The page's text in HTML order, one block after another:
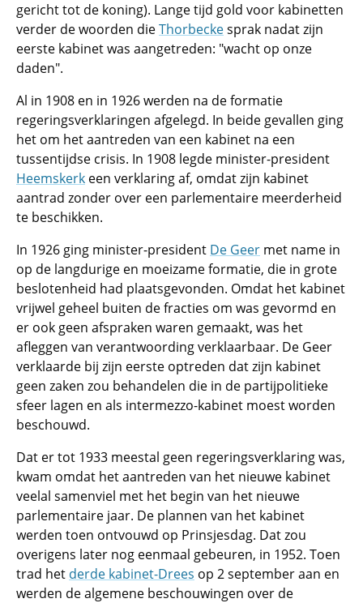
gericht tot de koning). Lange tijd gold voor kabinetten
verder de woorden dieThorbeckesprak nadat zijn
eerste kabinet was aangetreden: "wacht op onze
daden".
Al in 1908 en in 1926 werden na de formatie
regeringsverklaringen afgelegd. In beide gevallen ging
het om het aantreden van een kabinet na een
tussentijdse crisis. In 1908 legde minister-president
Heemskerk een verklaring af, omdat zijn kabinet
aantrad zonder over een parlementaire meerderheid
te beschikken.
In 1926 ging minister-president De Geer met name in
op de langdurige en moeizame formatie, die in grote
beslotenheid had plaatsgevonden. Omdat het kabinet
vrijwel geheel buiten de fracties om was gevormd en
er ook geen afspraken waren gemaakt, was het
afleggen van verantwoording verklaarbaar. De Geer
verklaarde bij zijn eerste optreden dat zijn kabinet
geen zaken zou behandelen die in de partijpolitieke
sfeer lagen en als intermezzo-kabinet moest worden
beschouwd.
Dat er tot 1933 meestal geen regeringsverklaring was,
kwam omdat het aantreden van het nieuwe kabinet
veelal samenviel met het begin van het nieuwe
parlementaire jaar. De plannen van het kabinet
werden toen ontvouwd op Prinsjesdag. Dat zou
overigens later nog eenmaal gebeuren, in 1952. Toen
trad het derde kabinet-Drees op 2 september aan en
werden de algemene beschouwingen over de